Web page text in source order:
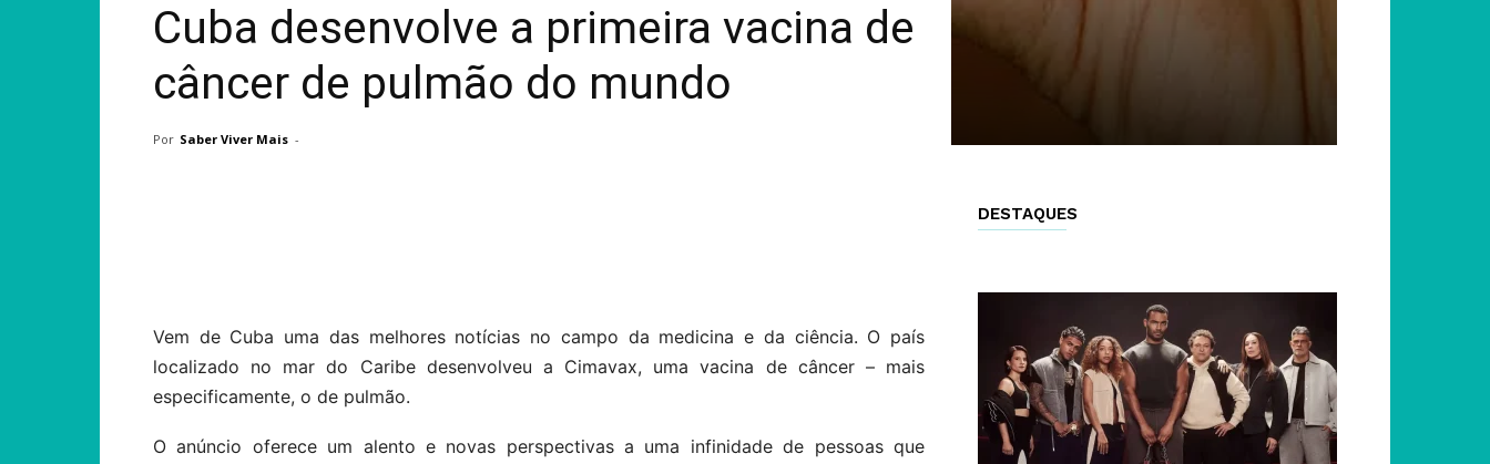
Cuba desenvolve a primeira vacina de
câncer de pulmão do mundo
Por Saber Viver Mais -
Vem de Cuba uma das melhores notícias no campo da medicina e da ciência. O país
localizado no mar do Caribe desenvolveu a Cimavax, uma vacina de câncer – mais
especificamente, o de pulmão.
O anúncio oferece um alento e novas perspectivas a uma infinidade de pessoas que
DESTAQUES